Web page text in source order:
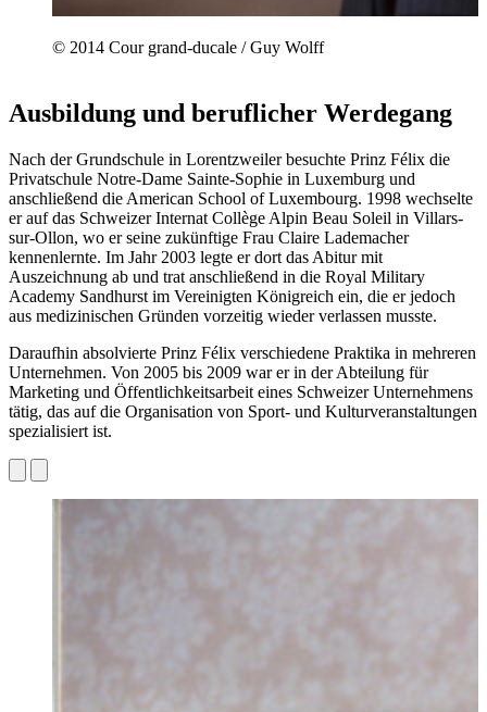
© 2014 Cour grand-ducale / Guy Wolff
Ausbildung und beruflicher Werdegang
Nach der Grundschule in Lorentzweiler besuchte Prinz Félix die
Privatschule Notre-Dame Sainte-Sophie in Luxemburg und
anschließend die American School of Luxembourg. 1998 wechselte
er auf das Schweizer Internat Collège Alpin Beau Soleil in Villars-
sur-Ollon, wo er seine zukünftige Frau Claire Lademacher
kennenlernte. Im Jahr 2003 legte er dort das Abitur mit
Auszeichnung ab und trat anschließend in die Royal Military
Academy Sandhurst im Vereinigten Königreich ein, die er jedoch
aus medizinischen Gründen vorzeitig wieder verlassen musste.
Daraufhin absolvierte Prinz Félix verschiedene Praktika in mehreren
Unternehmen. Von 2005 bis 2009 war er in der Abteilung für
Marketing und Öffentlichkeitsarbeit eines Schweizer Unternehmens
tätig, das auf die Organisation von Sport- und Kulturveranstaltungen
spezialisiert ist.